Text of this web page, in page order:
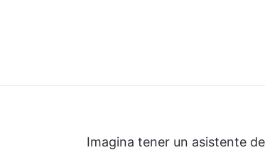
Imagina tener un asistente